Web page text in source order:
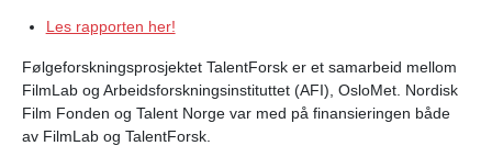
Les rapporten her!
Følgeforskningsprosjektet TalentForsk er et samarbeid mellom
FilmLab og Arbeidsforskningsinstituttet (AFI), OsloMet. Nordisk
Film Fonden og Talent Norge var med på finansieringen både
av FilmLab og TalentForsk.